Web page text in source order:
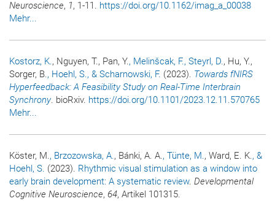
Neuroscience, 1, 1-11. https://doi.org/10.1162/imag_a_00038
Mehr...
Kostorz, K., Nguyen, T., Pan, Y., Melinšcak, F., Steyrl, D., Hu, Y.,
Sorger, B., Hoehl, S., & Scharnowski, F. (2023). Towards fNIRS
Hyperfeedback: A Feasibility Study on Real-Time Interbrain
Synchrony. bioRxiv. https://doi.org/10.1101/2023.12.11.570765
Mehr...
Köster, M., Brzozowska, A., Bánki, A. A., Tünte, M., Ward, E. K., &
Hoehl, S. (2023). Rhythmic visual stimulation as a window into
early brain development: A systematic review. Developmental
Cognitive Neuroscience, 64, Artikel 101315.